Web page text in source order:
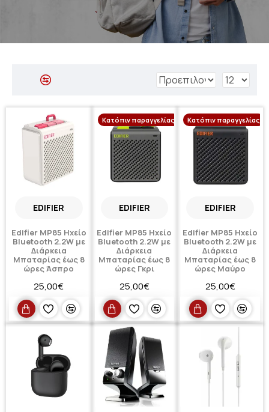
EDIFIER
Edifier MP85 Ηχείο
Bluetooth 2.2W με
Διάρκεια
Μπαταρίας έως 8
ώρες Άσπρο
25,00€
Κατόπιν παραγγελίας
EDIFIER
Edifier MP85 Ηχείο
Bluetooth 2.2W με
Διάρκεια
Μπαταρίας έως 8
ώρες Γκρι
25,00€
Κατόπιν παραγγελίας
EDIFIER
Edifier MP85 Ηχείο
Bluetooth 2.2W με
Διάρκεια
Μπαταρίας έως 8
ώρες Μαύρο
25,00€